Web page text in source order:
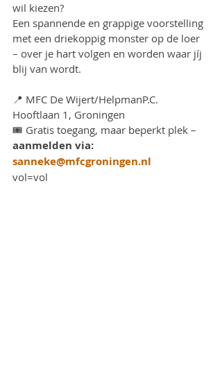
wil kiezen?
Een spannende en grappige voorstelling
met een driekoppig monster op de loer
– over je hart volgen en worden waar jíj
blij van wordt.
📍 MFC De Wijert/HelpmanP.C.
Hooftlaan 1, Groningen
🎟 Gratis toegang, maar beperkt plek –
aanmelden via:
sanneke@mfcgroningen.nl
vol=vol